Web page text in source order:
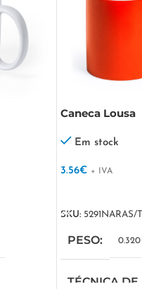
Caneca Lousa
Em stock
3.56€ + IVA
SKU: 5291NARAS/T
PESO 0.320
TÉCNICA DE